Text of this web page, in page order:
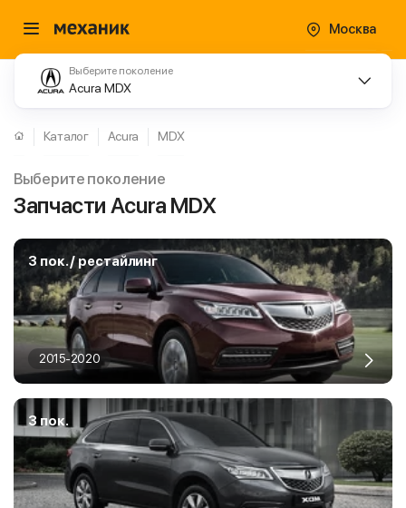
Москва
Выберите поколение
Acura MDX
Каталог Acura MDX
Выберите поколение
Запчасти Acura MDX
3 пок. / рестайлинг
2015-2020
3 пок.